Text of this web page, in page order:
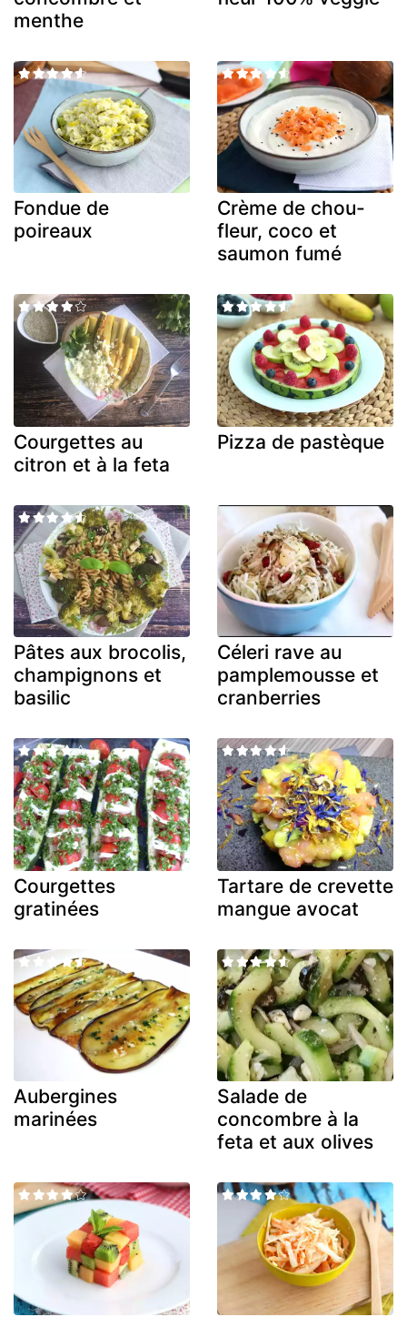
menthe
Fondue de
poireaux
Crème de chou-
fleur, coco et
saumon fumé
Courgettes au
citron et à la feta
Pizza de pastèque
Pâtes aux brocolis,
champignons et
basilic
Céleri rave au
pamplemousse et
cranberries
Courgettes
gratinées
Tartare de crevette
mangue avocat
Aubergines
marinées
Salade de
concombre à la
feta et aux olives